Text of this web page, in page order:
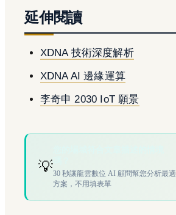
延伸閱讀
XDNA 技術深度解析
XDNA AI 邊緣運算
李奇申 2030 IoT 願景
💡30 秒讓龍雲數位 AI 顧問幫您分析最適
方案，不用填表單